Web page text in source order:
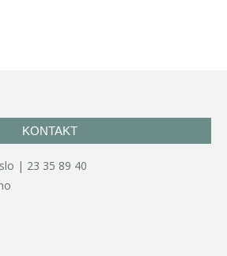
KONTAKT
| 23 35 89 40